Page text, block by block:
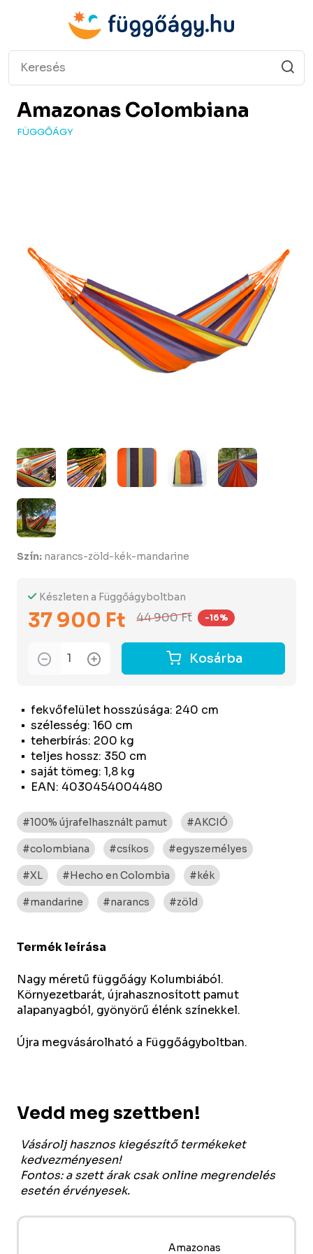
Amazonas Colombiana
FÜGGŐÁGY
fekvőfelület hosszúsága: 240 cm
szélesség: 160 cm
teherbírás: 200 kg
teljes hossz: 350 cm
saját tömeg: 1,8 kg
EAN: 4030454004480
Készleten a Függőágyboltban
37 900 Ft 44 900 Ft -16%
Kosárba
Szín: narancs-zöld-kék-mandarine
#100% újrafelhasznált pamut #AKCIÓ
#colombiana #csíkos #egyszemélyes
#XL #Hecho en Colombia #kék
#mandarine #narancs #zöld
Termék leírása
Nagy méretű függőágy Kolumbiából.
Környezetbarát, újrahasznosított pamut
alapanyagból, gyönyörű élénk színekkel.
Újra megvásárolható a Függőágyboltban.
Vedd meg szettben!
Vásárolj hasznos kiegészítő termékeket
kedvezményesen!
Fontos: a szett árak csak online megrendelés
esetén érvényesek.
Amazonas